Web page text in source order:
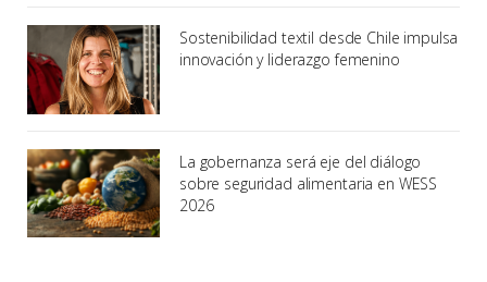
Sostenibilidad textil desde Chile impulsa
innovación y liderazgo femenino
La gobernanza será eje del diálogo
sobre seguridad alimentaria en WESS
2026